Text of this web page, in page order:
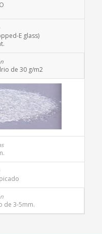
E glass)
de 30 g/m2
de 3-5mm.